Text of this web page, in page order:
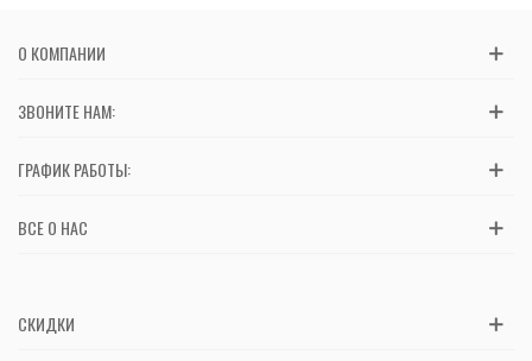
О КОМПАНИИ
ЗВОНИТЕ НАМ:
ГРАФИК РАБОТЫ:
ВСЕ О НАС
СКИДКИ